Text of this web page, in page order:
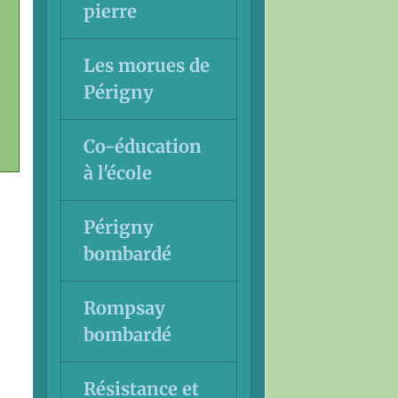
pierre
Les morues de
Périgny
Co-éducation
à l'école
Périgny
bombardé
Rompsay
bombardé
Résistance et